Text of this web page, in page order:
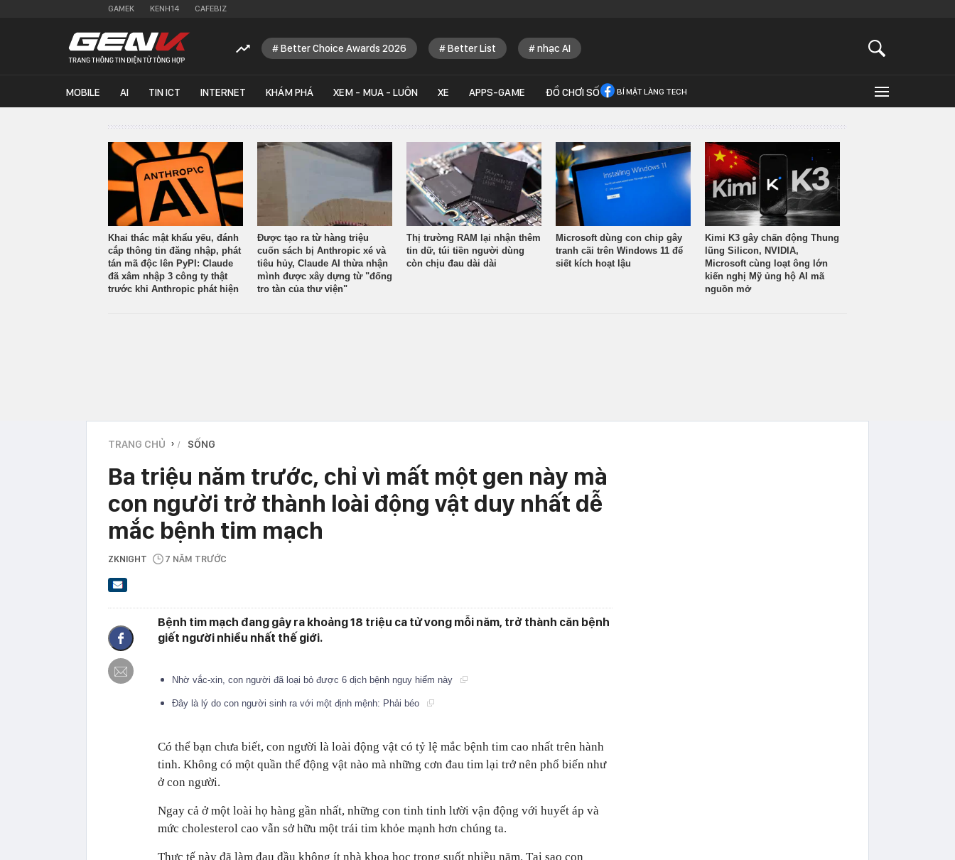
GAMEK KENH14 CAFEBIZ
Better Choice Awards 2026 Better List nhạc AI
MOBILE AI TIN ICT INTERNET KHÁM PHÁ XEM - MUA - LUÔN XE APPS-GAME ĐỒ CHƠI SỐ BÍ MẬT LÀNG TECH
Khai thác mật khẩu yếu, đánh
cắp thông tin đăng nhập, phát
tán mã độc lên PyPI: Claude
đã xâm nhập 3 công ty thật
trước khi Anthropic phát hiện
Được tạo ra từ hàng triệu
cuốn sách bị Anthropic xé và
tiêu hủy, Claude AI thừa nhận
mình được xây dựng từ "đống
tro tàn của thư viện"
Thị trường RAM lại nhận thêm
tin dữ, túi tiền người dùng
còn chịu đau dài dài
Microsoft dùng con chip gây
tranh cãi trên Windows 11 để
siết kích hoạt lậu
Kimi K3 gây chấn động Thung
lũng Silicon, NVIDIA,
Microsoft cùng loạt ông lớn
kiến nghị Mỹ ủng hộ AI mã
nguồn mở
TRANG CHỦ › SỐNG
Ba triệu năm trước, chỉ vì mất một gen này mà
con người trở thành loài động vật duy nhất dễ
mắc bệnh tim mạch
ZKNIGHT 7 NĂM TRƯỚC
Bệnh tim mạch đang gây ra khoảng 18 triệu ca tử vong mỗi năm, trở thành căn bệnh
giết người nhiều nhất thế giới.
Nhờ vắc-xin, con người đã loại bỏ được 6 dịch bệnh nguy hiểm này
Đây là lý do con người sinh ra với một định mệnh: Phải béo
Có thể bạn chưa biết, con người là loài động vật có tỷ lệ mắc bệnh tim cao nhất trên hành
tinh. Không có một quần thể động vật nào mà những cơn đau tim lại trở nên phổ biến như
ở con người.
Ngay cả ở một loài họ hàng gần nhất, những con tinh tinh lười vận động với huyết áp và
mức cholesterol cao vẫn sở hữu một trái tim khỏe mạnh hơn chúng ta.
Thực tế này đã làm đau đầu không ít nhà khoa học trong suốt nhiều năm. Tại sao con